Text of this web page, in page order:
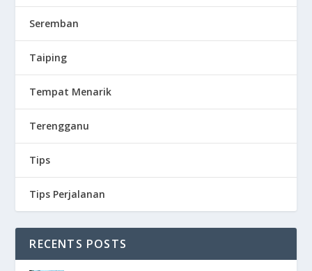
Seremban
Taiping
Tempat Menarik
Terengganu
Tips
Tips Perjalanan
RECENTS POSTS